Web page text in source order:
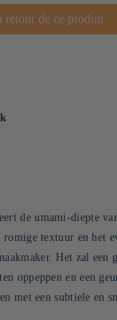
retour de ce produit
de umami-diepte
romige textuur en het
Het zal een
oppeppen en een
met een subtiele en